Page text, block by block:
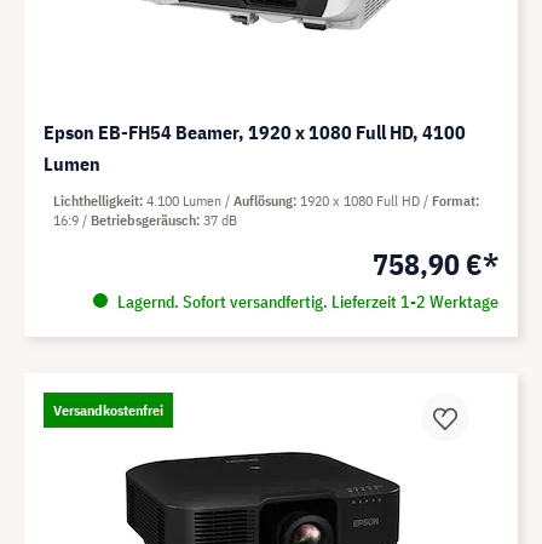
Epson EB-FH54 Beamer, 1920 x 1080 Full HD, 4100
Lumen
758,90 €*
Lagernd. Sofort versandfertig. Lieferzeit 1-2 Werktage
Lichthelligkeit 4.100 Lumen Auflösung 1920 x 1080 Full HD
Format
16:9
Betriebsgeräusch 37 dB
Versandkostenfrei